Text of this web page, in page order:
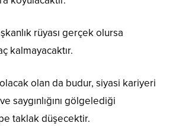
rüyası gerçek olursa
kalmayacaktır.
olan da budur, siyasi kariyeri
saygınlığını gölgelediği
taklak düşecektir.